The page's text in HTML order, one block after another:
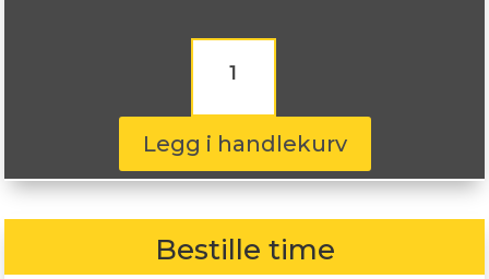
Landsail
RapidDragon
100W
antall
Legg i handlekurv
Bestille time